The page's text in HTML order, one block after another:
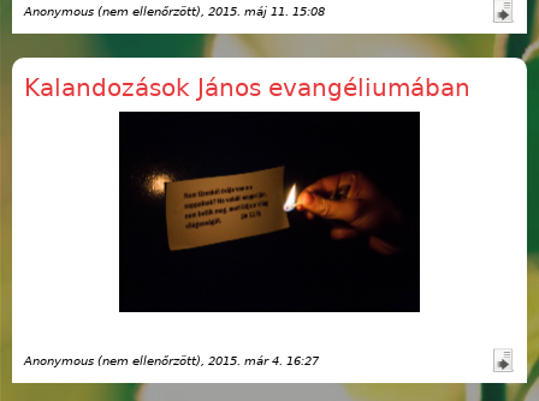
Anonymous (nem ellenőrzött), 2015. máj 11. 15:08
Kalandozások János evangéliumában
Anonymous (nem ellenőrzött) , 2015. már 4. 16:27